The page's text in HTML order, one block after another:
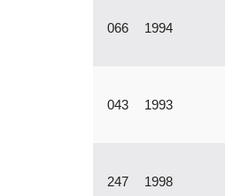
066 1994
043 1993
247 1998